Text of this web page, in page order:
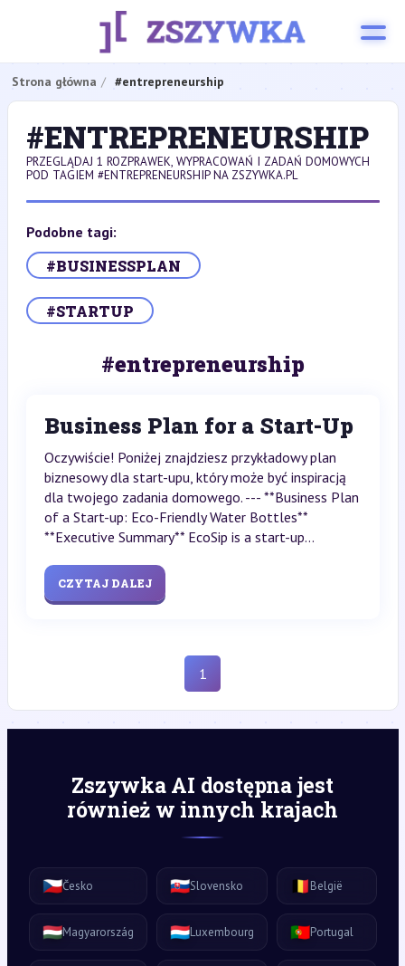
Strona główna #entrepreneurship
#ENTREPRENEURSHIP
PRZEGLĄDAJ 1 ROZPRAWEK, WYPRACOWAŃ I ZADAŃ DOMOWYCH
POD TAGIEM #ENTREPRENEURSHIP NA ZSZYWKA.PL
Podobne tagi:
#BUSINESSPLAN
#STARTUP
#entrepreneurship
Business Plan for a Start-Up
Oczywiście! Poniżej znajdziesz przykładowy plan
biznesowy dla start-upu, który może być inspiracją
dla twojego zadania domowego. --- **Business Plan
of a Start-up: Eco-Friendly Water Bottles**
**Executive Summary** EcoSip is a start-up...
CZYTAJ DALEJ
1
Zszywka AI dostępna jest
również w innych krajach
🇨🇿Česko 🇸🇰Slovensko 🇧🇪België
🇭🇺Magyarország 🇱🇺Luxembourg 🇵🇹Portugal